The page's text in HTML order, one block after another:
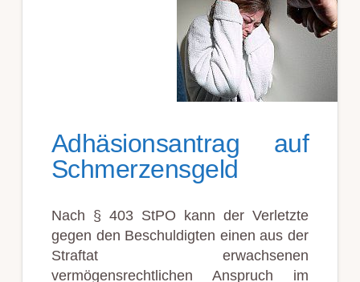
Adhäsionsantrag auf
Schmerzensgeld
Nach § 403 StPO kann der Verletzte
gegen den Beschuldigten einen aus der
Straftat erwachsenen
vermögensrechtlichen Anspruch im